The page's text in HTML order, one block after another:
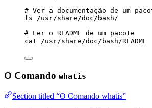
# Ver a documentação de um
ls
/usr/share/doc/bash/
# Ler o README de um pacote
cat
/usr/share/doc/bash/README
O Comando whatis
Section titled “O Comando whatis”